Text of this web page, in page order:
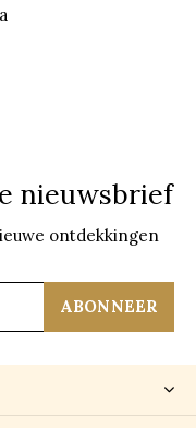
nieuwsbrief
ontdekkingen
ABONNEER